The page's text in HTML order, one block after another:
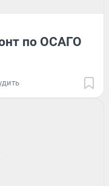
по ОСАГО